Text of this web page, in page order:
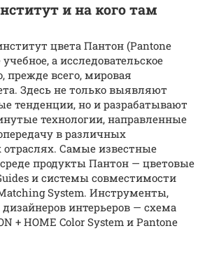
и на кого там
цвета Пантон (Pantone
а исследовательское
прежде всего, мировая
Здесь не только выявляют
тенденции, но и разрабатывают
технологии, направленные
в различных
Самые известные
продукты Пантон — цветовые
и системы совместимости
System. Инструменты,
интерьеров — схема
+ HOME Color System и Pantone